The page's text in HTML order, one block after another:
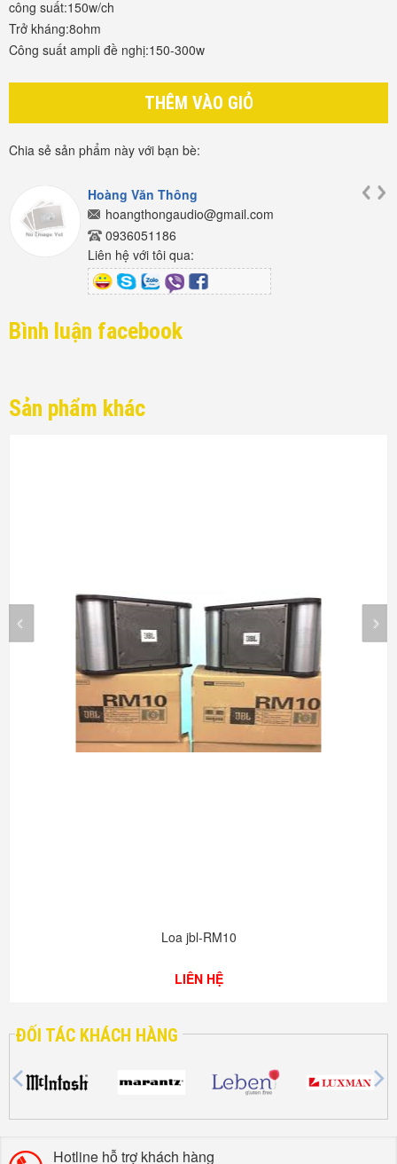
công suất:150w/ch
Trở kháng:8ohm
Công suất ampli đề nghị:150-300w
THÊM VÀO GIỎ
Chia sẻ sản phẩm này với bạn bè:
Hoàng Văn Thông
hoangthongaudio@gmail.com
0936051186
Liên hệ với tôi qua:
Bình luận facebook
Sản phẩm khác
Loa jbl-RM10
LIÊN HỆ
ĐỐI TÁC KHÁCH HÀNG
Hotline hỗ trợ khách hàng